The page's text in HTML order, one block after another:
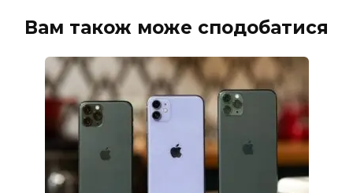
Вам також може сподобатися